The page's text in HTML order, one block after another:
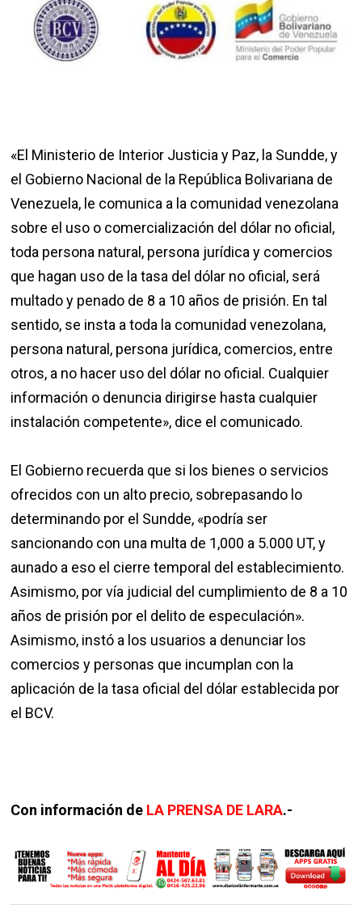
«El Ministerio de Interior Justicia y Paz, la Sundde, y
el Gobierno Nacional de la República Bolivariana de
Venezuela, le comunica a la comunidad venezolana
sobre el uso o comercialización del dólar no oficial,
toda persona natural, persona jurídica y comercios
que hagan uso de la tasa del dólar no oficial, será
multado y penado de 8 a 10 años de prisión. En tal
sentido, se insta a toda la comunidad venezolana,
persona natural, persona jurídica, comercios, entre
otros, a no hacer uso del dólar no oficial. Cualquier
información o denuncia dirigirse hasta cualquier
instalación competente», dice el comunicado.
El Gobierno recuerda que si los bienes o servicios
ofrecidos con un alto precio, sobrepasando lo
determinando por el Sundde, «podría ser
sancionando con una multa de 1,000 a 5.000 UT, y
aunado a eso el cierre temporal del establecimiento.
Asimismo, por vía judicial del cumplimiento de 8 a 10
años de prisión por el delito de especulación».
Asimismo, instó a los usuarios a denunciar los
comercios y personas que incumplan con la
aplicación de la tasa oficial del dólar establecida por
el BCV.
Con información de LA PRENSA DE LARA.-